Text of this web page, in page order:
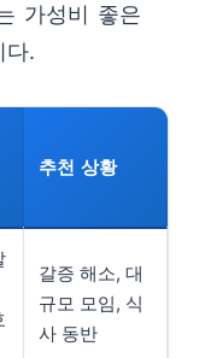
가성비 좋은
다.
추천 상황
갈증 해소, 대
규모 모임, 식
사 동반